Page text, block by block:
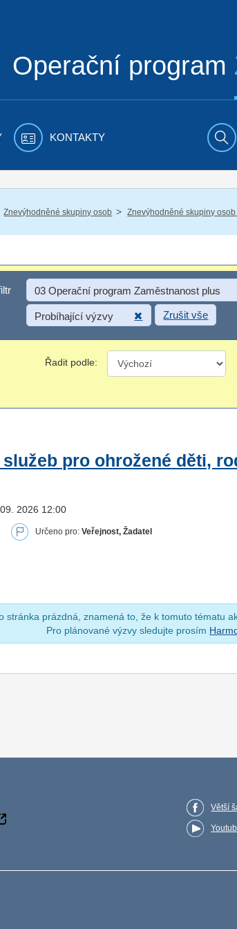
Operační program
KONTAKTY
Znevýhodněné skupiny osob / Znevýhodněné skupiny
03 Operační program Zaměstnanost plus
Probíhající výzvy Zrušit vše
Řadit podle:
pro ohrožené děti,
2026 12:00
Určeno pro:Veřejnost, Žadatel
stránka prázdná, znamená to, že k tomuto tématu
Pro plánované výzvy sledujte prosím
Větší